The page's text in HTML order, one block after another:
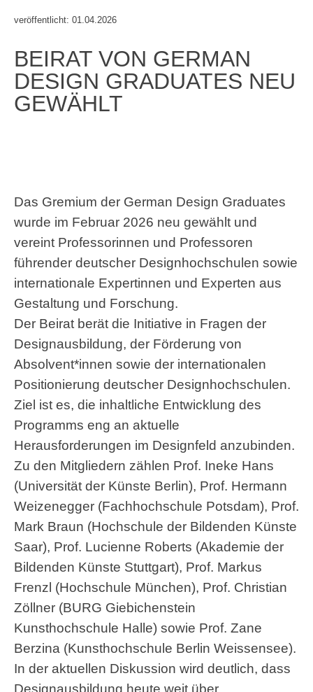
veröffentlicht: 01.04.2026
BEIRAT VON GERMAN
DESIGN GRADUATES NEU
GEWÄHLT
Das Gremium der German Design Graduates
wurde im Februar 2026 neu gewählt und
vereint Professorinnen und Professoren
führender deutscher Designhochschulen sowie
internationale Expertinnen und Experten aus
Gestaltung und Forschung.
Der Beirat berät die Initiative in Fragen der
Designausbildung, der Förderung von
Absolvent*innen sowie der internationalen
Positionierung deutscher Designhochschulen.
Ziel ist es, die inhaltliche Entwicklung des
Programms eng an aktuelle
Herausforderungen im Designfeld anzubinden.
Zu den Mitgliedern zählen Prof. Ineke Hans
(Universität der Künste Berlin), Prof. Hermann
Weizenegger (Fachhochschule Potsdam), Prof.
Mark Braun (Hochschule der Bildenden Künste
Saar), Prof. Lucienne Roberts (Akademie der
Bildenden Künste Stuttgart), Prof. Markus
Frenzl (Hochschule München), Prof. Christian
Zöllner (BURG Giebichenstein
Kunsthochschule Halle) sowie Prof. Zane
Berzina (Kunsthochschule Berlin Weissensee).
In der aktuellen Diskussion wird deutlich, dass
Designausbildung heute weit über